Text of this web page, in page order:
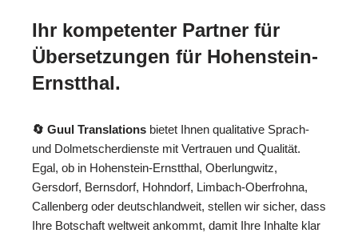
Ihr kompetenter Partner für
Übersetzungen für Hohenstein-
Ernstthal.
🔄 Guul Translations bietet Ihnen qualitative Sprach-
und Dolmetscherdienste mit Vertrauen und Qualität.
Egal, ob in Hohenstein-Ernstthal, Oberlungwitz,
Gersdorf, Bernsdorf, Hohndorf, Limbach-Oberfrohna,
Callenberg oder deutschlandweit, stellen wir sicher, dass
Ihre Botschaft weltweit ankommt, damit Ihre Inhalte klar